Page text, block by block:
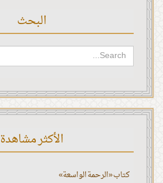
البحث
الأكثر مشاهدة
كتاب «الرحمة الواسعة»